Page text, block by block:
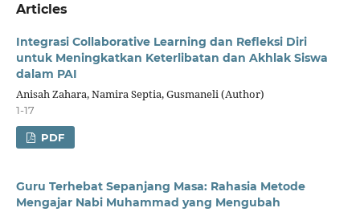
Articles
Integrasi Collaborative Learning dan Refleksi Diri
untuk Meningkatkan Keterlibatan dan Akhlak Siswa
dalam PAI
Anisah Zahara, Namira Septia, Gusmaneli (Author)
1-17
PDF
Guru Terhebat Sepanjang Masa: Rahasia Metode
Mengajar Nabi Muhammad yang Mengubah